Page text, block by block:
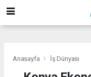
Anasayfa İş Dünyası